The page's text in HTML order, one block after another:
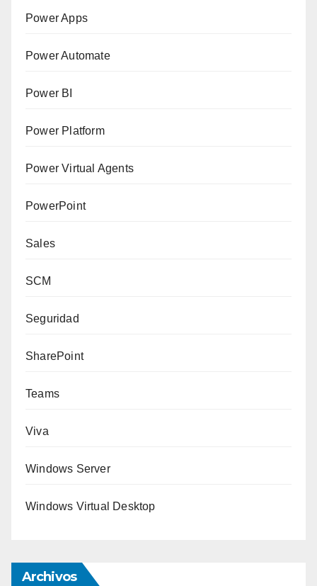
Power Apps
Power Automate
Power BI
Power Platform
Power Virtual Agents
PowerPoint
Sales
SCM
Seguridad
SharePoint
Teams
Viva
Windows Server
Windows Virtual Desktop
Archivos